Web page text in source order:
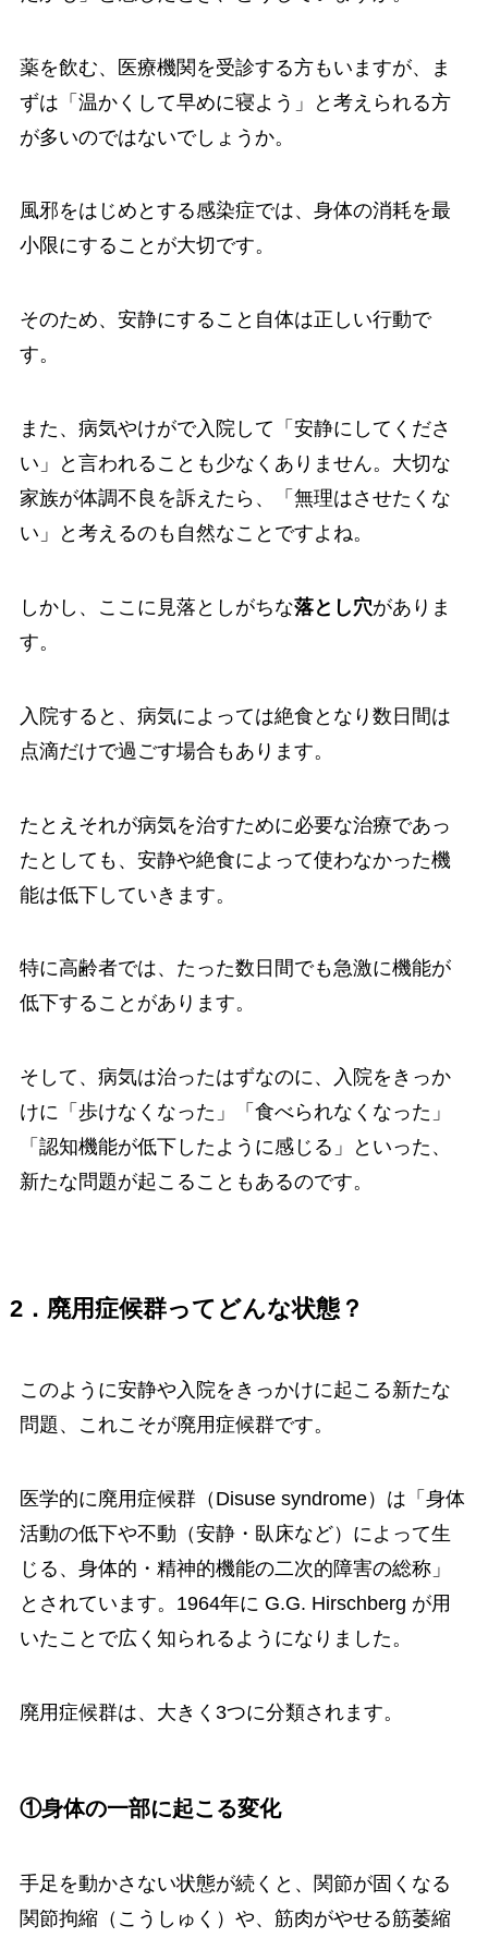
薬を飲む、医療機関を受診する方もいますが、ま
ずは「温かくして早めに寝よう」と考えられる方
が多いのではないでしょうか。
風邪をはじめとする感染症では、身体の消耗を最
小限にすることが大切です。
そのため、安静にすること自体は正しい行動で
す。
また、病気やけがで入院して「安静にしてくださ
い」と言われることも少なくありません。大切な
家族が体調不良を訴えたら、「無理はさせたくな
い」と考えるのも自然なことですよね。
しかし、ここに見落としがちな落とし穴がありま
す。
入院すると、病気によっては絶食となり数日間は
点滴だけで過ごす場合もあります。
たとえそれが病気を治すために必要な治療であっ
たとしても、安静や絶食によって使わなかった機
能は低下していきます。
特に高齢者では、たった数日間でも急激に機能が
低下することがあります。
そして、病気は治ったはずなのに、入院をきっか
けに「歩けなくなった」「食べられなくなった」
「認知機能が低下したように感じる」といった、
新たな問題が起こることもあるのです。
2．廃用症候群ってどんな状態？
このように安静や入院をきっかけに起こる新たな
問題、これこそが廃用症候群です。
医学的に廃用症候群（Disuse syndrome）は「身体
活動の低下や不動（安静・臥床など）によって生
じる、身体的・精神的機能の二次的障害の総称」
とされています。1964年に G.G. Hirschberg が用
いたことで広く知られるようになりました。
廃用症候群は、大きく3つに分類されます。
①身体の一部に起こる変化
手足を動かさない状態が続くと、関節が固くなる
関節拘縮（こうしゅく）や、筋肉がやせる筋萎縮